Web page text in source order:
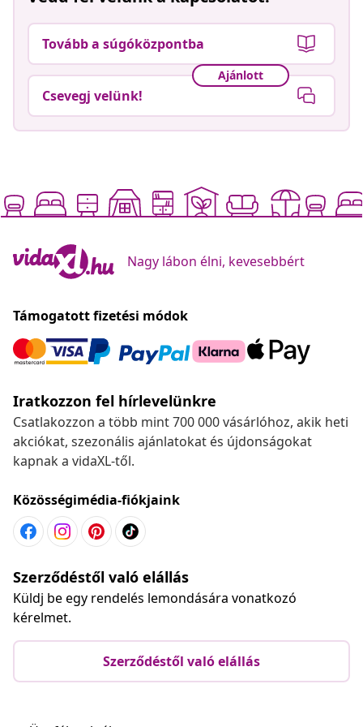
Tovább a súgóközpontba
Ajánlott
Csevegj velünk!
Nagy lábon élni, kevesebbért
Támogatott fizetési módok
Iratkozzon fel hírlevelünkre
Csatlakozzon a több mint 700 000 vásárlóhoz, akik heti
akciókat, szezonális ajánlatokat és újdonságokat
kapnak a vidaXL-től.
Közösségimédia-fiókjaink
Szerződéstől való elállás
Küldj be egy rendelés lemondására vonatkozó
kérelmet.
Szerződéstől való elállás